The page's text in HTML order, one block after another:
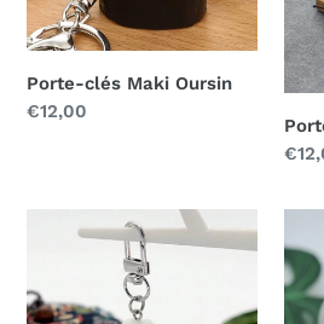
Porte-clés Maki Oursin
Prix
€12,00
Prix
clés
au